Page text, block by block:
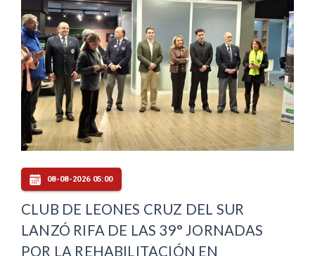
08-08-2026 05:00
CLUB DE LEONES CRUZ DEL SUR
LANZÓ RIFA DE LAS 39° JORNADAS
POR LA REHABILITACIÓN EN